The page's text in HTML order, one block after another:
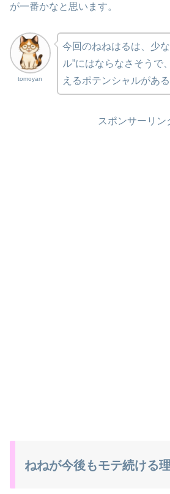
が一番かなと思います。
tomoyan
今回のねねはるは、少
ル”にはならなさそうで
えるポテンシャルがあ
スポンサーリン
ねねが今後もモテ続ける